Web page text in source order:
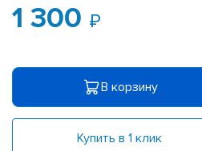
1 300
В корзину
Купить в 1 клик